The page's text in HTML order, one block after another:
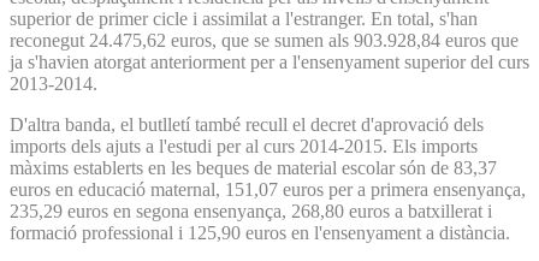
superior de primer cicle i assimilat a l'estranger. En total, s'han
reconegut 24.475,62 euros, que se sumen als 903.928,84 euros que
ja s'havien atorgat anteriorment per a l'ensenyament superior del curs
2013-2014.
D'altra banda, el butlletí també recull el decret d'aprovació dels
imports dels ajuts a l'estudi per al curs 2014-2015. Els imports
màxims establerts en les beques de material escolar són de 83,37
euros en educació maternal, 151,07 euros per a primera ensenyança,
235,29 euros en segona ensenyança, 268,80 euros a batxillerat i
formació professional i 125,90 euros en l'ensenyament a distància.